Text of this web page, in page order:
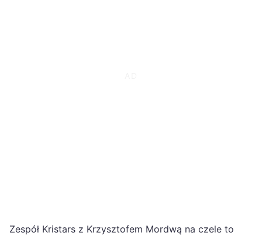
Zespół Kristars z Krzysztofem Mordwą na czele to